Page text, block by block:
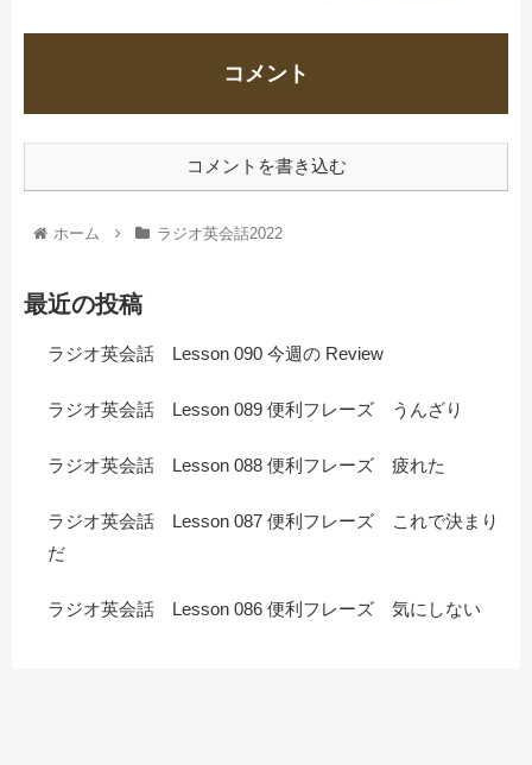
コメント
コメントを書き込む
ホーム ラジオ英会話2022
最近の投稿
ラジオ英会話 Lesson 090 今週の Review
ラジオ英会話 Lesson 089 便利フレーズ うんざり
ラジオ英会話 Lesson 088 便利フレーズ 疲れた
ラジオ英会話 Lesson 087 便利フレーズ これで決まり
だ
ラジオ英会話 Lesson 086 便利フレーズ 気にしない